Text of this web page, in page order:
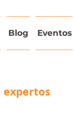
Blog Eventos
expertos